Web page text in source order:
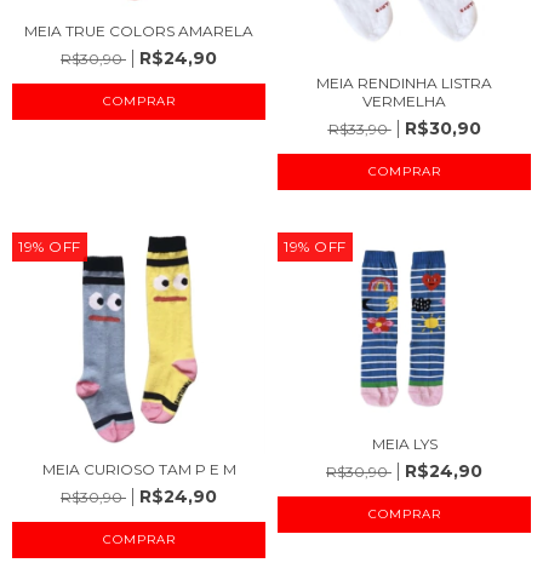
MEIA TRUE COLORS AMARELA
R$30,90
R$24,90
COMPRAR
MEIA RENDINHA LISTRA
VERMELHA
R$33,90
R$30,90
COMPRAR
19% OFF
MEIA CURIOSO TAM P E M
R$30,90
R$24,90
COMPRAR
19% OFF
MEIA LYS
R$30,90
R$24,90
COMPRAR